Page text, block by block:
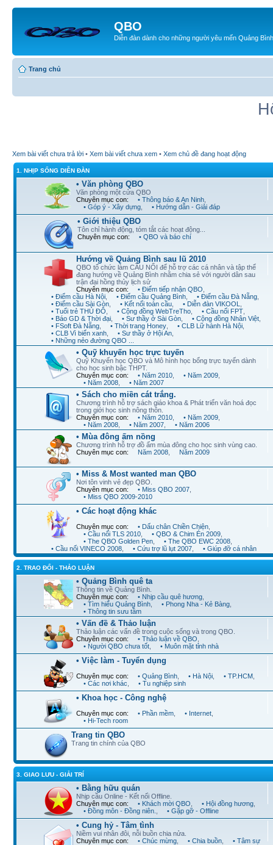
QBO
Diễn đàn dành cho những người yêu mến Quảng Bình
Trang chủ
Xem bài viết chưa trả lời • Xem bài viết chưa xem • Xem chủ đề đang hoạt động
1. NHỊP SỐNG DIỄN ĐÀN
• Văn phòng QBO
Văn phòng một cửa QBO
Chuyên mục con:
• Thông báo & An Ninh
• Góp ý - Xây dựng
• Hướng dẫn - Giải đáp
• Giới thiệu QBO
Tôn chỉ hành động, tóm tắt các hoạt động...
Chuyên mục con:
• QBO và báo chí
Hướng về Quảng Bình sau lũ 2010
QBO tổ chức làm CẦU NỐI để hỗ trợ các cá nhân và tập thể
đang hướng về Quảng Bình nhằm chia sẻ với người dân sau
trận đại hồng thủy lịch sử
Chuyên mục con:
• Điểm tiếp nhận QBO
• Điểm cầu Hà Nội
• Điểm cầu Quảng Bình • Điểm cầu Đà Nẵng
• Điểm cầu Sài Gòn
• Kết nối toàn cầu • Diễn đàn VIKOOL
• Tuổi trẻ THỦ ĐÔ
• Cộng đồng WebTreTho • Cầu nối FPT
• Báo GD & Thời đại
• Sư thầy ở Sài Gòn • Cộng đồng Nhân Việt
• FSoft Đà Nẵng
• Thời trang Honey • CLB Lữ hành Hà Nội
• CLB Vì biển xanh
• Sư thầy ở Hội An
• Những nẻo đường QBO ...
• Quỹ khuyến học trực tuyến
Quỹ Khuyến học QBO và Mô hình học bổng trực tuyến dành
cho học sinh bậc THPT.
Chuyên mục con:
• Năm 2010 • Năm 2009
• Năm 2008
• Năm 2007
• Sách cho miền cát trắng.
Chương trình hỗ trợ sách giáo khoa & Phát triển văn hoá đọc
trong giới học sinh nông thôn.
Chuyên mục con:
• Năm 2010 • Năm 2009
• Năm 2008
• Năm 2007 • Năm 2006
• Mùa đông ấm nồng
Chương trình hỗ trợ đồ ấm mùa đông cho học sinh vùng cao.
Chuyên mục con:
Năm 2008 Năm 2009
• Miss & Most wanted man QBO
Nơi tôn vinh vẻ đẹp QBO.
Chuyên mục con:
• Miss QBO 2007
• Miss QBO 2009-2010
• Các hoạt động khác
Chuyên mục con: • Dấu chân Chiền Chiện
• Cầu nối TLS 2010
• QBO & Chim Én 2009
• The QBO Golden Pen
• The QBO EWC 2008
• Cầu nối VINECO 2008
• Cứu trợ lũ lụt 2007 • Giúp đỡ cá nhân
2. TRAO ĐỔI - THẢO LUẬN
• Quảng Bình quê ta
Thông tin về Quảng Bình.
Chuyên mục con:
• Nhịp cầu quê hương
• Tìm hiểu Quảng Bình
• Phong Nha - Kẻ Bàng
• Thông tin sưu tầm
• Vấn đề & Thảo luận
Thảo luận các vấn đề trong cuộc sống và trong QBO.
Chuyên mục con:
• Thảo luận về QBO
• Người QBO chưa tốt
• Muôn mặt tỉnh nhà
• Việc làm - Tuyển dụng
Chuyên mục con: • Quảng Bình • Hà Nội • TP.HCM
• Các nơi khác
• Tu nghiệp sinh
• Khoa học - Công nghệ
Chuyên mục con: • Phần mềm • Internet
• Hi-Tech room
Trang tin QBO
Trang tin chính của QBO
3. GIAO LƯU - GIẢI TRÍ
• Bằng hữu quán
Nhịp cầu Online - Kết nối Offline.
Chuyên mục con:
• Khách mời QBO • Hội đồng hương
• Đồng môn - Đồng niên.
• Gặp gỡ - Offline
• Cung hỷ - Tâm tình
Niềm vui nhân đôi, nỗi buồn chia nửa.
Chuyên mục con:
• Chúc mừng • Chia buồn • Tâm sự